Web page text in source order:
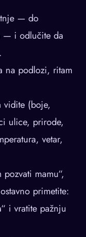
— do
— i odlučite da
na podlozi, ritam
vidite (boje,
ulice, prirode,
vetar,
mamu“,
primetite:
i vratite pažnju